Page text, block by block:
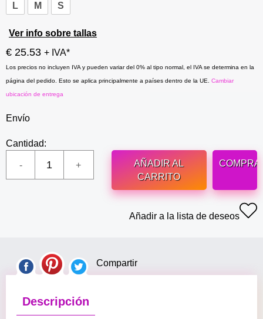
L M S
Ver info sobre tallas
€ 25.53 + IVA*
Los precios no incluyen IVA y pueden variar del 0% al tipo normal, el IVA se determina en la
página del pedido. Esto se aplica principalmente a países dentro de la UE. Cambiar
ubicación de entrega
Envío
Cantidad:
AÑADIR AL
CARRITO
Añadir a la lista de deseos
Compartir
Descripción